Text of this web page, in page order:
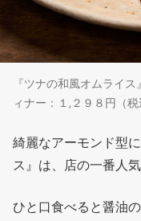
『ツナの和風オムライ
ィナー：１,２９８円（税
綺麗なアーモンド型
ス』は、店の一番人気
ひと口食べると醤油